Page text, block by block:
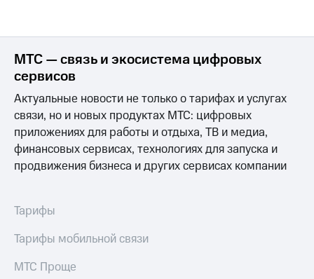
МТС — связь и экосистема цифровых
сервисов
Актуальные новости не только о тарифах и услугах
связи, но и новых продуктах МТС: цифровых
приложениях для работы и отдыха, ТВ и медиа,
финансовых сервисах, технологиях для запуска и
продвижения бизнеса и других сервисах компании
Тарифы
Тарифы мобильной связи
МТС Проще